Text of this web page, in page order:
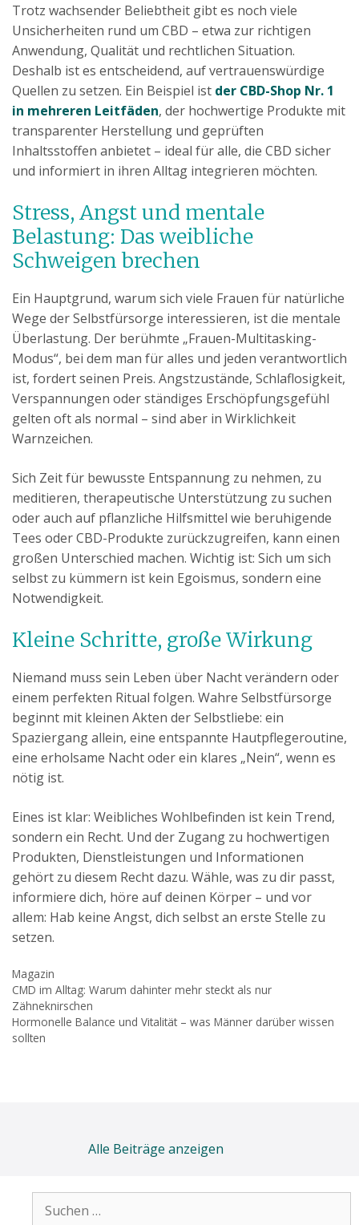
Trotz wachsender Beliebtheit gibt es noch viele
Unsicherheiten rund um CBD – etwa zur richtigen
Anwendung, Qualität und rechtlichen Situation.
Deshalb ist es entscheidend, auf vertrauenswürdige
Quellen zu setzen. Ein Beispiel ist der CBD-Shop Nr. 1
in mehreren Leitfäden, der hochwertige Produkte mit
transparenter Herstellung und geprüften
Inhaltsstoffen anbietet – ideal für alle, die CBD sicher
und informiert in ihren Alltag integrieren möchten.
Stress, Angst und mentale
Belastung: Das weibliche
Schweigen brechen
Ein Hauptgrund, warum sich viele Frauen für natürliche
Wege der Selbstfürsorge interessieren, ist die mentale
Überlastung. Der berühmte „Frauen-Multitasking-
Modus“, bei dem man für alles und jeden verantwortlich
ist, fordert seinen Preis. Angstzustände, Schlaflosigkeit,
Verspannungen oder ständiges Erschöpfungsgefühl
gelten oft als normal – sind aber in Wirklichkeit
Warnzeichen.
Sich Zeit für bewusste Entspannung zu nehmen, zu
meditieren, therapeutische Unterstützung zu suchen
oder auch auf pflanzliche Hilfsmittel wie beruhigende
Tees oder CBD-Produkte zurückzugreifen, kann einen
großen Unterschied machen. Wichtig ist: Sich um sich
selbst zu kümmern ist kein Egoismus, sondern eine
Notwendigkeit.
Kleine Schritte, große Wirkung
Niemand muss sein Leben über Nacht verändern oder
einem perfekten Ritual folgen. Wahre Selbstfürsorge
beginnt mit kleinen Akten der Selbstliebe: ein
Spaziergang allein, eine entspannte Hautpflegeroutine,
eine erholsame Nacht oder ein klares „Nein“, wenn es
nötig ist.
Eines ist klar: Weibliches Wohlbefinden ist kein Trend,
sondern ein Recht. Und der Zugang zu hochwertigen
Produkten, Dienstleistungen und Informationen
gehört zu diesem Recht dazu. Wähle, was zu dir passt,
informiere dich, höre auf deinen Körper – und vor
allem: Hab keine Angst, dich selbst an erste Stelle zu
setzen.
Kategorien
Magazin
CMD im Alltag: Warum dahinter mehr steckt als nur
Zähneknirschen
Hormonelle Balance und Vitalität – was Männer darüber wissen
sollten
Alle Beiträge anzeigen
nach: